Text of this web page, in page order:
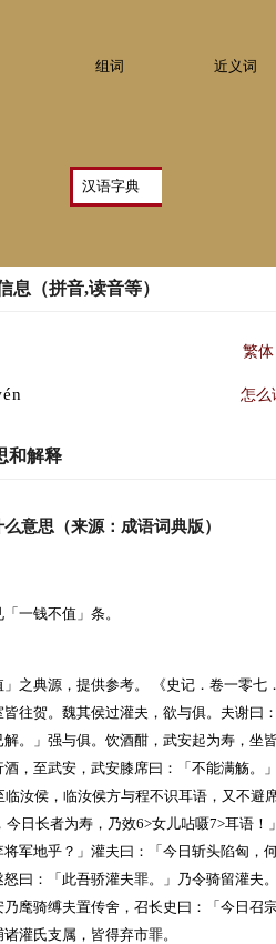
组词 近义词
息（拼音,读音等）
繁体
怎么
和解释
么意思（来源：成语词典版）
一钱不值」条。
之典源，提供参考。 《史记．卷一零七
往贺。魏其侯过灌夫，欲与俱。夫谢曰
。」强与俱。饮酒酣，武安起为寿，坐
，至武安，武安膝席曰：「不能满觞。
临汝侯，临汝侯方与程不识耳语，又不避
今日长者为寿，乃效6>女儿呫嗫7>耳语
军地乎？」灌夫曰：「今日斩头陷匈，
曰：「此吾骄灌夫罪。」乃令骑留灌夫
麾骑缚夫置传舍，召长史曰：「今日召
灌氏支属，皆得弃市罪。